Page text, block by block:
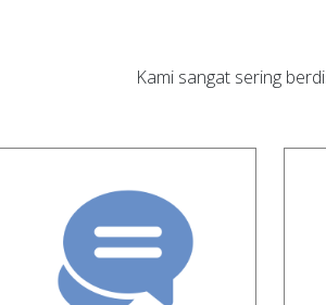
Kami sangat sering